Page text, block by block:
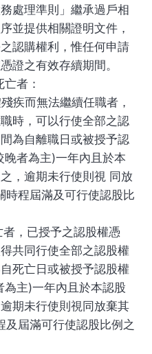
處理準則」繼承過戶相
並提供相關證明文件，
認購權利，惟任何申請
證之有效存續期間。
者：
疾而無法繼續任職者，
時，可以行使全部之認
為自離職日或被授予認
者為主)一年內且於本
，逾期未行使則視 同放
時程屆滿及可行使認股比
，已授予之認股權憑
共同行使全部之認股權
死亡日或被授予認股權
主)一年內且於本認股
期未行使則視同放棄其
屆滿可行使認股比例之